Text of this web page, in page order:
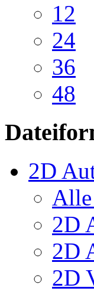
12
24
36
48
2D
2D
2D
2D